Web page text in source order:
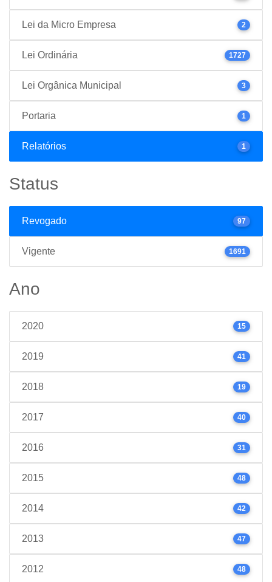
Lei da Micro Empresa 2
Lei Ordinária 1727
Lei Orgânica Municipal 3
Portaria 1
Relatórios 1
Status
Revogado 97
Vigente 1691
Ano
2020 15
2019 41
2018 19
2017 40
2016 31
2015 48
2014 42
2013 47
2012 48